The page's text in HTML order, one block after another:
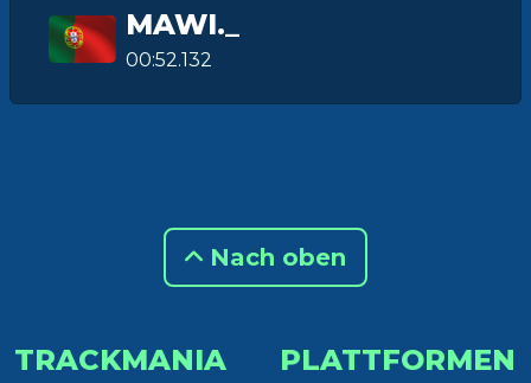
MAWI._
00:52.132
Nach oben
TRACKMANIA PLATTFORMEN